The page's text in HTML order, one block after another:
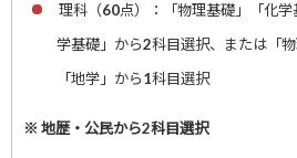
理科（60点）：「物理基礎」「化
学基礎」から2科目選択、または「物
「地学」から1科目選択
※ 地歴・公民から2科目選択